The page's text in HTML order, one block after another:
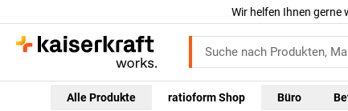
Wir helfen Ihnen gerne
Alle Produkte ratioform Shop Büro